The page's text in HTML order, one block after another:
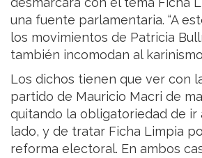
una fuente parlamentaria. “A
los movimientos de Patricia
también incomodan al
Los dichos tienen que ver con
partido de Mauricio Macri de
quitando la obligatoriedad de ir
lado, y de tratar Ficha Limpia
reforma electoral. En ambos